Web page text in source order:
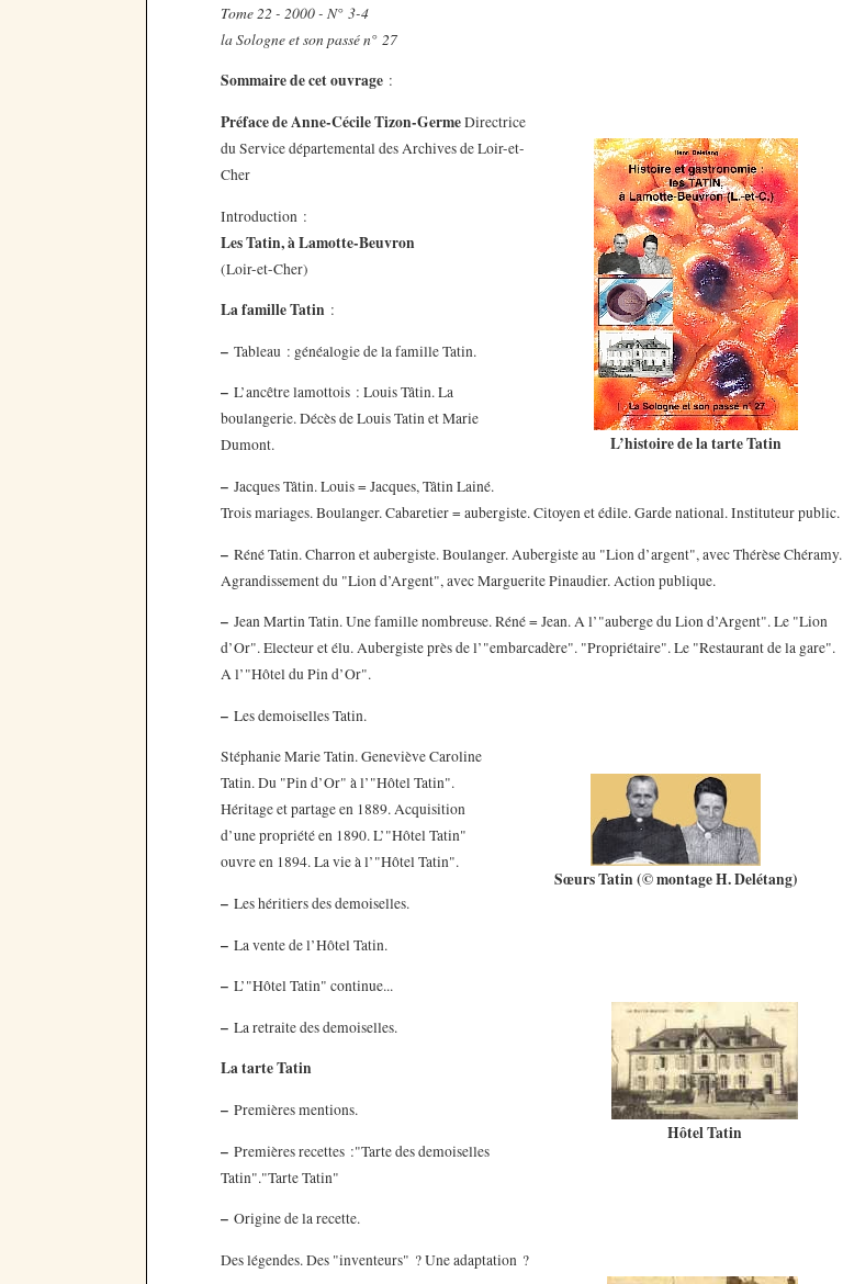
Tome 22 - 2000 - N° 3-4
la Sologne et son passé n° 27
Sommaire de cet ouvrage:
L’histoire de la tarte Tatin
Préface de Anne-Cécile Tizon-GermeDirectrice
du Service départemental des Archives de Loir-et-
Cher
Introduction :
Les Tatin, à Lamotte-Beuvron
(Loir-et-Cher)
La famille Tatin:
–Tableau : généalogie de la famille Tatin.
–L’ancêtre lamottois : Louis Tâtin. La
boulangerie. Décès de Louis Tatin et Marie
Dumont.
–Jacques Tâtin. Louis = Jacques, Tâtin Lainé.
Trois mariages. Boulanger. Cabaretier = aubergiste. Citoyen et édile. Garde national. Instituteur public.
–Réné Tatin. Charron et aubergiste. Boulanger. Aubergiste au "Lion d’argent", avec Thérèse Chéramy.
Agrandissement du "Lion d’Argent", avec Marguerite Pinaudier. Action publique.
–Jean Martin Tatin. Une famille nombreuse. Réné = Jean. A l’"auberge du Lion d’Argent". Le "Lion
d’Or". Electeur et élu. Aubergiste près de l’"embarcadère". "Propriétaire". Le "Restaurant de la gare".
A l’"Hôtel du Pin d’Or".
–Les demoiselles Tatin.
Sœurs Tatin (© montage H. Delétang)
Stéphanie Marie Tatin. Geneviève Caroline
Tatin. Du "Pin d’Or" à l’"Hôtel Tatin".
Héritage et partage en 1889. Acquisition
d’une propriété en 1890. L’"Hôtel Tatin"
ouvre en 1894. La vie à l’"Hôtel Tatin".
–Les héritiers des demoiselles.
–La vente de l’Hôtel Tatin.
Hôtel Tatin
–L’"Hôtel Tatin" continue...
–La retraite des demoiselles.
La tarte Tatin
–Premières mentions.
–Premières recettes :"Tarte des demoiselles
Tatin"."Tarte Tatin"
–Origine de la recette.
Des légendes. Des "inventeurs" ? Une adaptation ?